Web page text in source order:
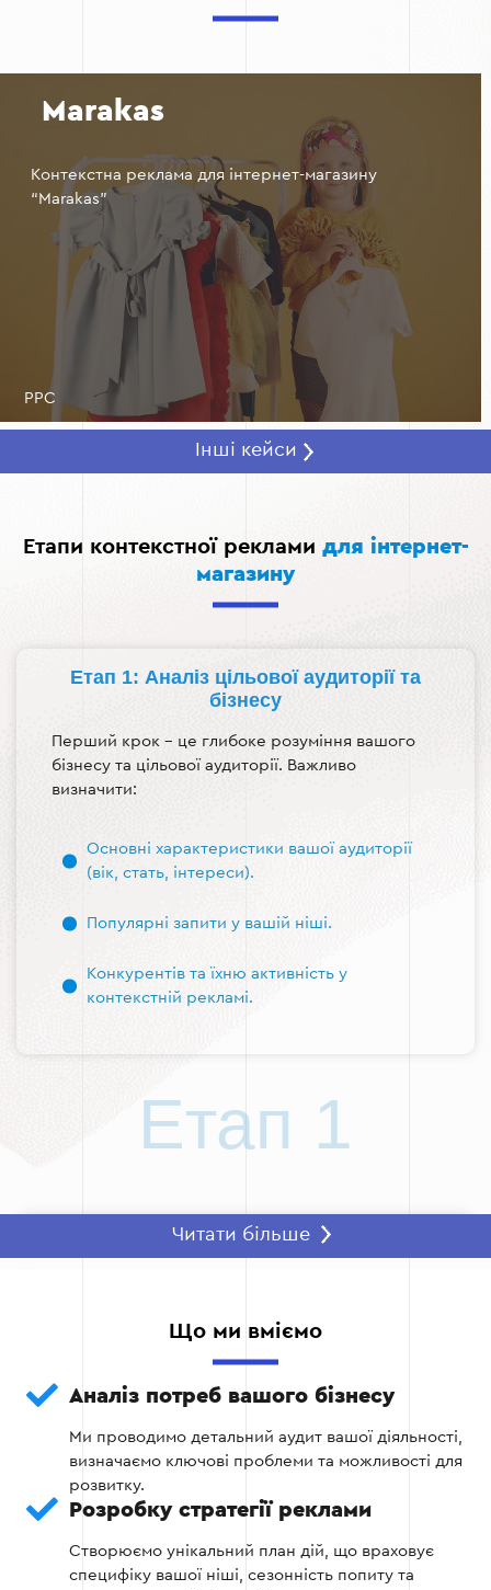
коригувати стратегії та оптимізувати витрати.
Marakas
Контекстна реклама для інтернет-магазину
“Marakas”
PPC
Інші кейси
Етапи контекстної реклами для інтернет-
магазину
Етап 1: Аналіз цільової аудиторії та
бізнесу
Перший крок – це глибоке розуміння вашого
бізнесу та цільової аудиторії. Важливо
визначити:
Основні характеристики вашої аудиторії
(вік, стать, інтереси).
Популярні запити у вашій ніші.
Конкурентів та їхню активність у
контекстній рекламі.
Етап 1
Етап 2: Планування рекламної кампанії
Ключові слова для реклами (включаючи
"контекстна реклама інтернет-магазину" і
"контекстна реклама web-сайту").
Бюджет кампанії.
Формати реклами (пошукова, медійна,
ремаркетинг тощо).
Читати більше
Що ми вміємо
Аналіз потреб вашого бізнесу
Ми проводимо детальний аудит вашої діяльності,
визначаємо ключові проблеми та можливості для
розвитку.
Розробку стратегії реклами
Створюємо унікальний план дій, що враховує
специфіку вашої ніші, сезонність попиту та